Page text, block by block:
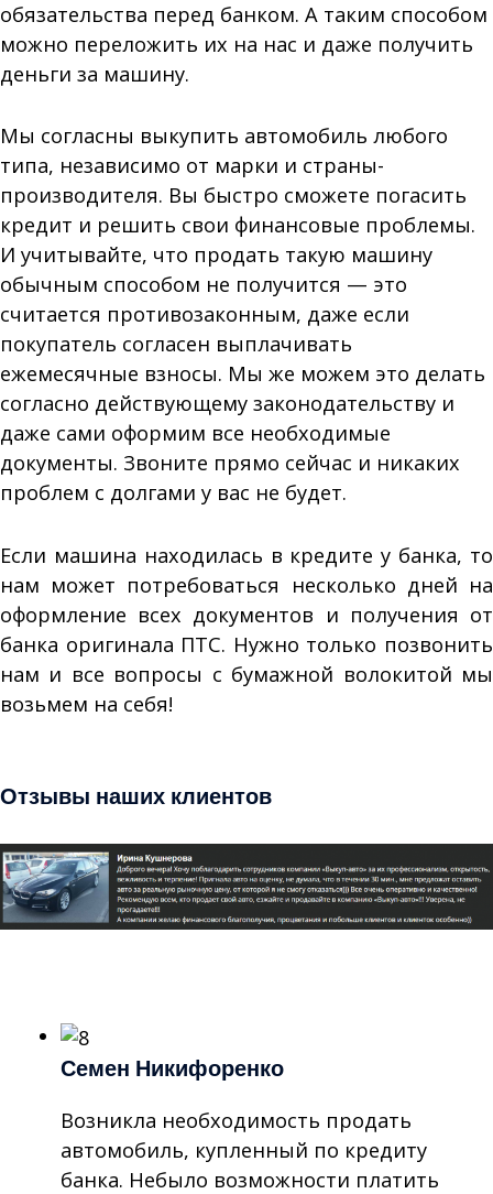
обязательства перед банком. А таким способом
можно переложить их на нас и даже получить
деньги за машину.
Мы согласны выкупить автомобиль любого
типа, независимо от марки и страны-
производителя. Вы быстро сможете погасить
кредит и решить свои финансовые проблемы.
И учитывайте, что продать такую машину
обычным способом не получится — это
считается противозаконным, даже если
покупатель согласен выплачивать
ежемесячные взносы. Мы же можем это делать
согласно действующему законодательству и
даже сами оформим все необходимые
документы. Звоните прямо сейчас и никаких
проблем с долгами у вас не будет.
Если машина находилась в кредите у банка, то
нам может потребоваться несколько дней на
оформление всех документов и получения от
банка оригинала ПТС. Нужно только позвонить
нам и все вопросы с бумажной волокитой мы
возьмем на себя!
Отзывы наших клиентов
Семен Никифоренко
Возникла необходимость продать
автомобиль, купленный по кредиту
банка. Небыло возможности платить